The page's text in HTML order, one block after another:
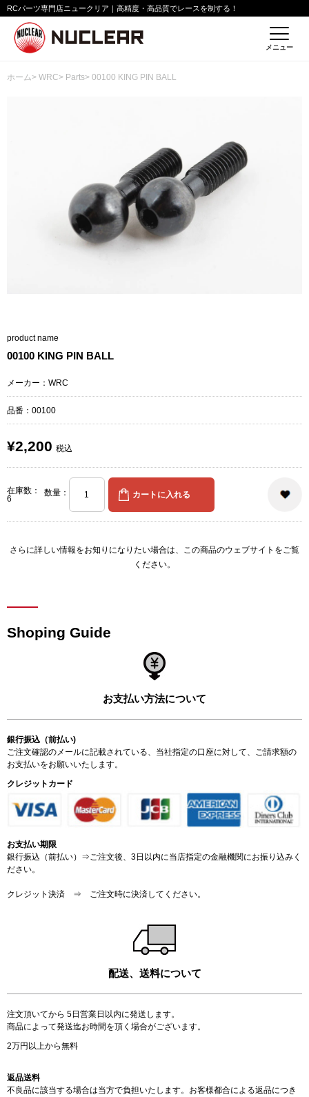
RCパーツ専門店ニュークリア｜高精度・高品質でレースを制する！
メニュー
ホーム> WRC> Parts> 00100 KING PIN BALL
product name
00100 KING PIN BALL
メーカー：WRC
品番：00100
¥2,200 税込
在庫数：
6
数量：
さらに詳しい情報をお知りになりたい場合は、 この商品のウェブサイト をご覧
ください。
Shoping Guide
お支払い方法について
銀行振込（前払い)
ご注文確認のメールに記載されている、当社指定の口座に対して、ご請求額の
お支払いをお願いいたします。
クレジットカード
お支払い期限
銀行振込（前払い）⇒ご注文後、3日以内に当店指定の金融機関にお振り込みく
ださい。
クレジット決済 ⇒ ご注文時に決済してください。
配送、送料について
注文頂いてから 5日営業日以内に発送します。
商品によって発送迄お時間を頂く場合がございます。
2万円以上から無料
返品送料
不良品に該当する場合は当方で負担いたします。お客様都合による返品につき